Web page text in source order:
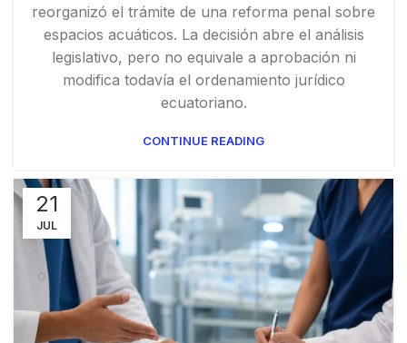
reorganizó el trámite de una reforma penal sobre
espacios acuáticos. La decisión abre el análisis
legislativo, pero no equivale a aprobación ni
modifica todavía el ordenamiento jurídico
ecuatoriano.
CONTINUE READING
21
JUL